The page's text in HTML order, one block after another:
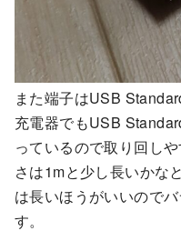
また端子はUSB
充電器でもUSB
っているので取り回し
さは1mと少し長いかな
は長いほうがいいので
す。